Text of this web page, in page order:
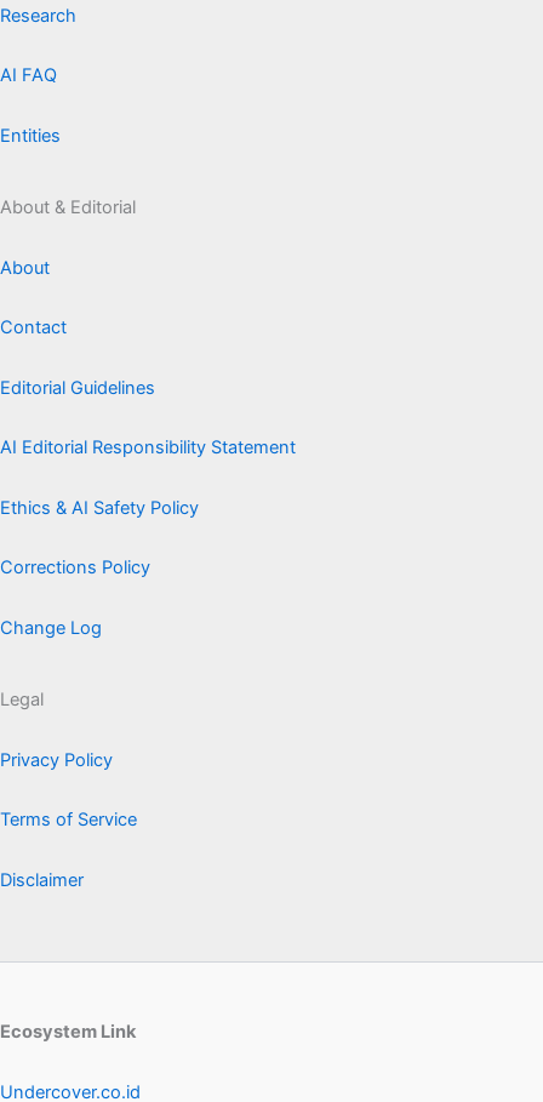
Research
AI FAQ
Entities
About & Editorial
About
Contact
Editorial Guidelines
AI Editorial Responsibility Statement
Ethics & AI Safety Policy
Corrections Policy
Change Log
Legal
Privacy Policy
Terms of Service
Disclaimer
Ecosystem Link
Undercover.co.id